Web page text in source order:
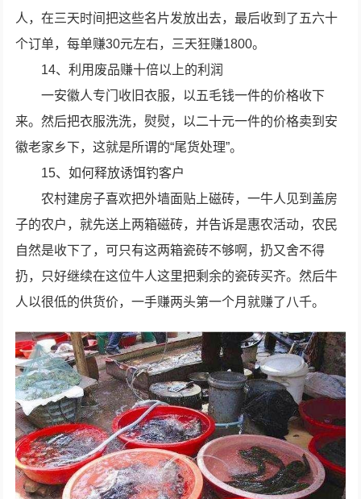
人，在三天时间把这些名片发放出去，最后收到了五六十
个订单，每单赚30元左右，三天狂赚1800。
14、利用废品赚十倍以上的利润
一安徽人专门收旧衣服，以五毛钱一件的价格收下
来。然后把衣服洗洗，熨熨，以二十元一件的价格卖到安
徽老家乡下，这就是所谓的“尾货处理”。
15、如何释放诱饵钓客户
农村建房子喜欢把外墙面贴上磁砖，一牛人见到盖房
子的农户，就先送上两箱磁砖，并告诉是惠农活动，农民
自然是收下了，可只有这两箱瓷砖不够啊，扔又舍不得
扔，只好继续在这位牛人这里把剩余的瓷砖买齐。然后牛
人以很低的供货价，一手赚两头第一个月就赚了八千。